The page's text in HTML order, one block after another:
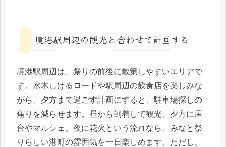
境港駅周辺の観光と合わせて計画する
境港駅周辺は、祭りの前後に散策しやすいエリアで
す。水木しげるロードや駅周辺の飲食店を楽しみな
がら、夕方まで過ごす計画にすると、駐車場探しの
焦りを減らせます。昼から到着して観光、夕方に屋
台やマルシェ、夜に花火という流れなら、みなと祭
りらしい港町の雰囲気を一日楽しめます。ただし、